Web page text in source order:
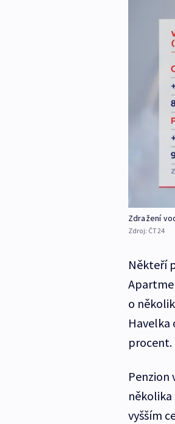
Zdražení
Zdroj: ČT24
Někteří
o
Havelka
procent.
Penzion
několika
vyšším